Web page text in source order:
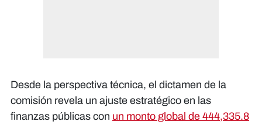
Desde la perspectiva técnica, el dictamen de la
comisión revela un ajuste estratégico en las
finanzas públicas con un monto global de 444,335.8